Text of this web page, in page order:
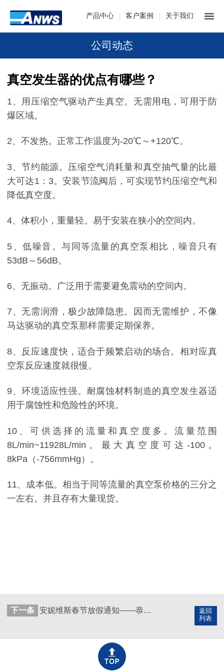
产品中心 客户案例 关于我们
公司动态
真空发生器的优点有哪些？
1、用压缩空气驱动产生真空。无需用电，可用于防
爆区域。
2、不发热。正常工作温度为-20℃～+120℃。
3、节约能源。压缩空气消耗量和真空抽气量的比最
大可达1：3。安装节流阀后，可实现节约压缩空气和
降低真空度。
4、体积小，重量轻。易于安装在狭小的空间内。
5、低噪音。与同等流量的真空泵相比，噪音只有
53dB～56dB。
6、无振动。广泛用于需要避免震动的空间内。
7、无需润滑，极少故障隐患。因而无需维护，不像
马达驱动的真空泵那样需要定期保养。
8、反应速度快，适合于频繁启动的场合。相对应真
空泵反应速度就很慢。
9、环境适应性强。耐腐蚀材料制造的真空发生器适
用于腐蚀性和危险性的环境。
10、可供选择的流量和真空度多。流量范围
8L/min~11928L/min。最大真空度可达-100。
8kPa（-756mmHg）。
11、成本低。相当于同等流量的真空泵价格的三分之
一左右。并且存有大量现货。
返回
列表
下一条 安妮维斯春节放假通知——恭祝各位兔年大吉 幸福安康！